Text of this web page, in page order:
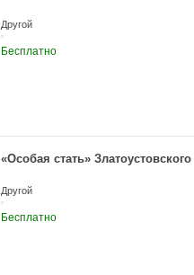
Другой
Бесплатно
«Особая стать» Златоустовского
Другой
Бесплатно